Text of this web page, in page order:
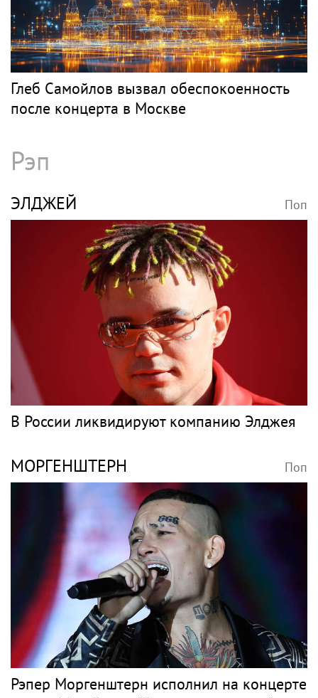
ЗЕМФИРА Поп
В России ликвидировали ИП певицы
Глеб Самойлов вызвал обеспокоенность
после концерта в Москве
Рэп
ЭЛДЖЕЙ Поп